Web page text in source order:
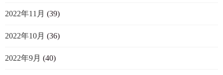
2022年11月 (39)
2022年10月 (36)
2022年9月 (40)